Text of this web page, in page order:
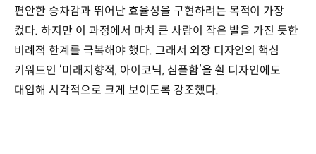
편안한 승차감과 뛰어난 효율성을 구현하려는 목적이 가장
컸다. 하지만 이 과정에서 마치 큰 사람이 작은 발을 가진 듯한
비례적 한계를 극복해야 했다. 그래서 외장 디자인의 핵심
키워드인 ‘미래지향적, 아이코닉, 심플함’을 휠 디자인에도
대입해 시각적으로 크게 보이도록 강조했다.